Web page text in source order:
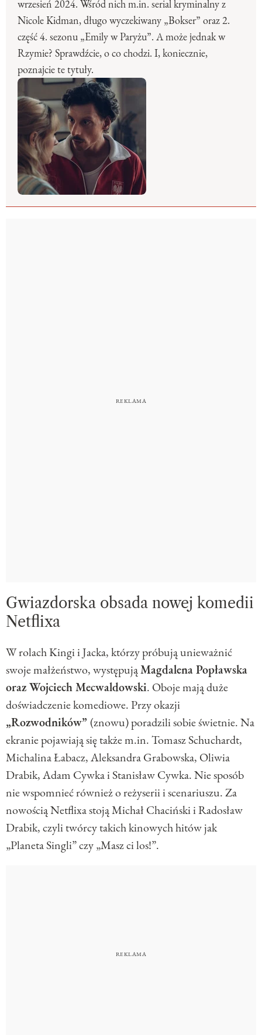
wrzesień 2024. Wśród nich m.in. serial kryminalny z
Nicole Kidman, długo wyczekiwany „Bokser” oraz 2.
część 4. sezonu „Emily w Paryżu”. A może jednak w
Rzymie? Sprawdźcie, o co chodzi. I, koniecznie,
poznajcie te tytuły.
Gwiazdorska obsada nowej komedii
Netflixa
W rolach Kingi i Jacka, którzy próbują unieważnić
swoje małżeństwo, występująMagdalena Popławska
oraz Wojciech Mecwaldowski. Oboje mają duże
doświadczenie komediowe. Przy okazji
„Rozwodników” (znowu) poradzili sobie świetnie. Na
ekranie pojawiają się także m.in. Tomasz Schuchardt,
Michalina Łabacz, Aleksandra Grabowska, Oliwia
Drabik, Adam Cywka i Stanisław Cywka. Nie sposób
nie wspomnieć również o reżyserii i scenariuszu. Za
nowością Netflixa stoją Michał Chaciński i Radosław
Drabik, czyli twórcy takich kinowych hitów jak
„Planeta Singli” czy „Masz ci los!”.